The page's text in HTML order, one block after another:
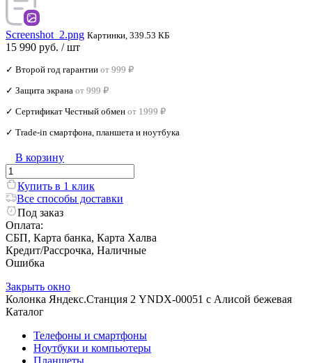
Screenshot_2.png Картинки, 339.53 КБ
15 990 руб. / шт
✓ Второй год гарантии от 999 ₽
✓ Защита экрана от 999 ₽
✓ Сертификат Честный обмен от 1999 ₽
✓ Trade‑in смартфона, планшета и ноутбука
В корзину
Купить в 1 клик
Все способы доставки
Под заказ
Оплата:
СБП, Карта банка, Карта Халва
Кредит/Рассрочка, Наличные
Ошибка
Закрыть окно
Колонка Яндекс.Станция 2 YNDX-00051 с Алисой бежевая
Каталог
Телефоны и смартфоны
Ноутбуки и компьютеры